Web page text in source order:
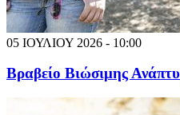
05 ΙΟΥΛΙΟΥ 2026 - 10:00
Βραβείο Βιώσιμης